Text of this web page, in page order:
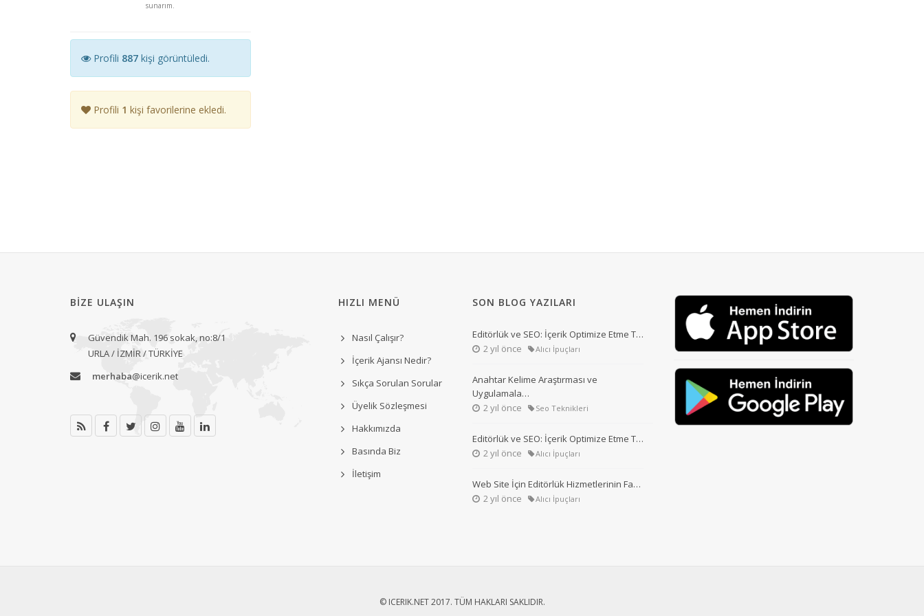
sunarım.
Profili 887 kişi görüntüledi.
Profili 1 kişi favorilerine ekledi.
BIZE ULAŞIN
Güvendik Mah. 196 sokak, no:8/1
URLA / İZMİR / TÜRKİYE
merhaba@icerik.net
HIZLI MENÜ
Nasıl Çalışır?
İçerik Ajansı Nedir?
Sıkça Sorulan Sorular
Üyelik Sözleşmesi
Hakkımızda
Basında Biz
İletişim
SON BLOG YAZILARI
Editörlük ve SEO: İçerik Optimize Etme T…
2 yıl önce
Alıcı İpuçları
Anahtar Kelime Araştırması ve
Uygulamala…
2 yıl önce
Seo Teknikleri
Editörlük ve SEO: İçerik Optimize Etme T…
2 yıl önce
Alıcı İpuçları
Web Site İçin Editörlük Hizmetlerinin Fa…
2 yıl önce
Alıcı İpuçları
© ICERIK.NET 2017. TÜM HAKLARI SAKLIDIR.